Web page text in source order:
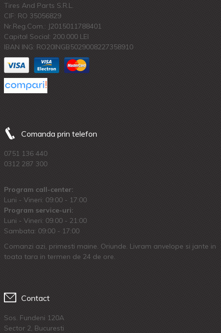
Tires And Parts S.R.L.
CIF: RO 35056829
Nr.Reg.Com.: J2015011788401
Capital Social: 200.000 LEI
IBAN ING: RO20INGB5029008227358910
Comanda prin telefon
0751 136 440
0312 287 300
Program call-center:
Luni - Vineri: 09:00 - 17:00
Program service-uri:
Luni - Vineri: 09.00 - 21:00
Sambata: 09:00 - 17:00
Comanzi azi, primesti maine. Oriunde. Livram anvelope si jante in
toata tara in termen de 24 de ore.
Contact
Sos. Fundeni 120A
Sector 2, Bucuresti